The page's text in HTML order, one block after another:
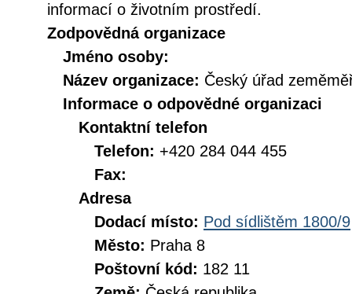
informací o životním prostředí.
Zodpovědná organizace
Jméno osoby:
Název organizace: Český úřad
Informace o odpovědné organizaci
Kontaktní telefon
Telefon: +420 284 044 455
Fax:
Adresa
Dodací místo: Pod sídlištěm 1800/9
Město: Praha 8
Poštovní kód: 182 11